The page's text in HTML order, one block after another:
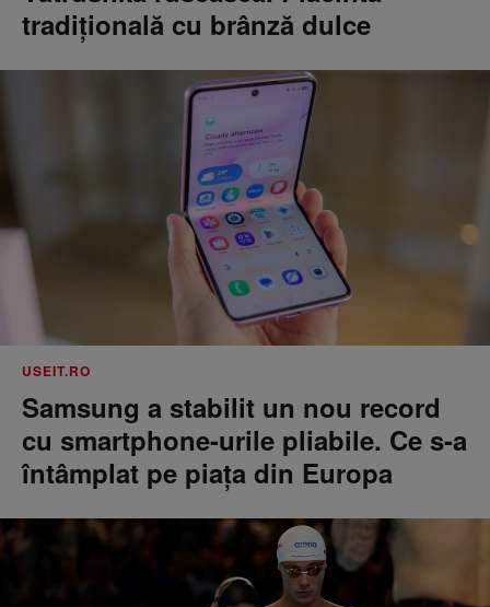
tradițională cu brânză dulce
USEIT.RO
Samsung a stabilit un nou record
cu smartphone-urile pliabile. Ce s-a
întâmplat pe piața din Europa